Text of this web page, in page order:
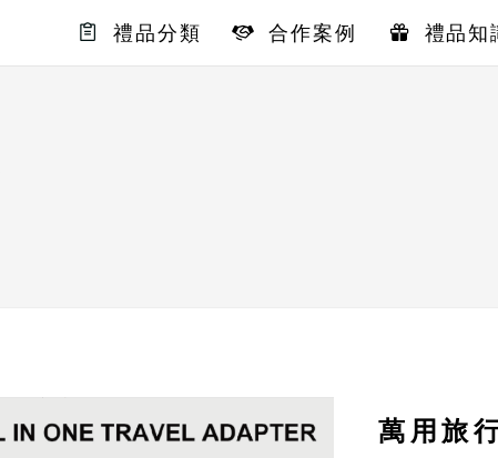
禮品分類 合作案例 禮品知
萬用旅